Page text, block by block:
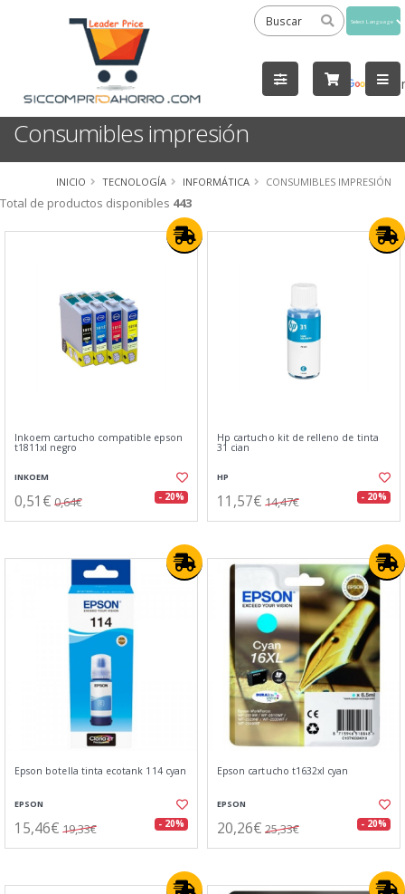
by
Consumibles impresión
INICIO TECNOLOGÍA INFORMÁTICA CONSUMIBLES IMPRESIÓN
Total de productos disponibles 443
Inkoem cartucho compatible epson
t1811xl negro
INKOEM
0,51€ 0,64€ - 20%
Hp cartucho kit de relleno de tinta
31 cian
HP
11,57€ 14,47€ - 20%
Epson botella tinta ecotank 114 cyan
EPSON
15,46€ 19,33€ - 20%
Epson cartucho t1632xl cyan
EPSON
20,26€ 25,33€ - 20%